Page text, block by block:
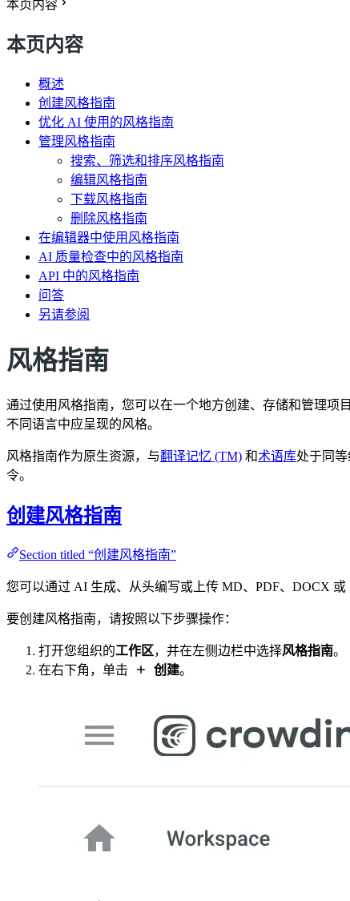
本页内容
本页内容
概述
创建风格指南
优化 AI 使用的风格指南
管理风格指南
搜索、筛选和排序风格指南
编辑风格指南
下载风格指南
删除风格指南
在编辑器中使用风格指南
AI 质量检查中的风格指南
API 中的风格指南
问答
另请参阅
风格指南
通过使用风格指南，您可以在一个地方创建、存储和管理项
不同语言中应呈现的风格。
风格指南作为原生资源，与翻译记忆 (TM) 和术语库处于同
令。
创建风格指南
Section titled “创建风格指南”
您可以通过 AI 生成、从头编写或上传 MD、PDF、DOCX
要创建风格指南，请按照以下步骤操作：
打开您组织的工作区，并在左侧边栏中选择风格指南。
在右下角，单击
创建。